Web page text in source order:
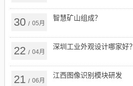
30 / 05月
智慧矿山组成？
22 / 04月
深圳工业外观设计哪家好？
21 / 06月
江西图像识别模块研发